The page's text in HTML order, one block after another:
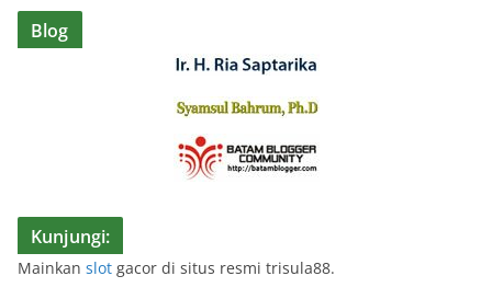
Blog
Kunjungi:
Mainkan slot gacor di situs resmi trisula88.